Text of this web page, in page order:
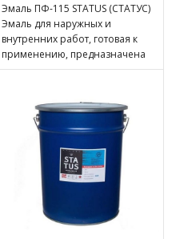
Эмаль ПФ-115 STATUS (СТАТУС)
Эмаль для наружных и
внутренних работ, готовая к
применению, предназначена
для покрытия металлических,
оштукатуренных